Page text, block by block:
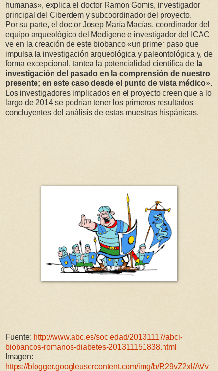
humanas», explica el doctor Ramon Gomis, investigador
principal deI Ciberdem y subcoordinador del proyecto.
Por su parte, el doctor Josep María Macías, coordinador del
equipo arqueológico del Medigene e investigador del ICAC
ve en la creación de este biobanco «un primer paso que
impulsa la investigación arqueológica y paleontológica y, de
forma excepcional, tantea la potencialidad científica de la
investigación del pasado en la comprensión de nuestro
presente; en este caso desde el punto de vista médico».
Los investigadores implicados en el proyecto creen que a lo
largo de 2014 se podrían tener los primeros resultados
concluyentes del análisis de estas muestras hispánicas.
Fuente: http://www.abc.es/sociedad/20131117/abci-
biobancos-romanos-diabetes-201311151838.html
Imagen:
https://blogger.googleusercontent.com/img/b/R29vZ2xl/AVv